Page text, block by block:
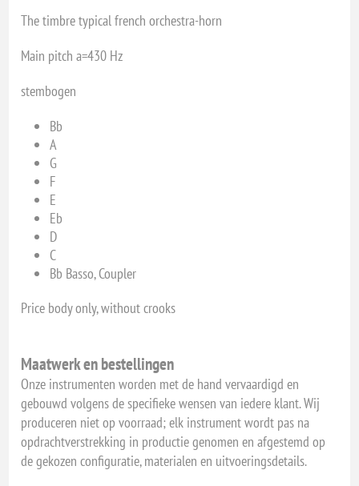
The timbre typical french orchestra-horn
Main pitch a=430 Hz
stembogen
Bb
A
G
F
E
Eb
D
C
Bb Basso, Coupler
Price body only, without crooks
Maatwerk en bestellingen
Onze instrumenten worden met de hand vervaardigd en
gebouwd volgens de specifieke wensen van iedere klant. Wij
produceren niet op voorraad; elk instrument wordt pas na
opdrachtverstrekking in productie genomen en afgestemd op
de gekozen configuratie, materialen en uitvoeringsdetails.